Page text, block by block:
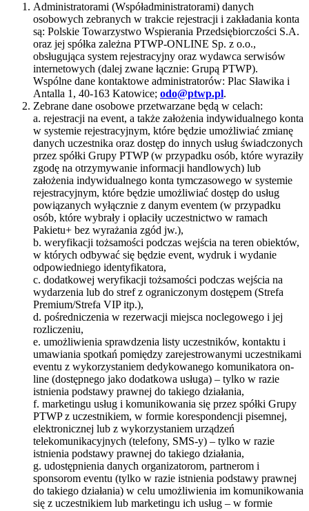
Administratorami (Współadministratorami) danych
osobowych zebranych w trakcie rejestracji i zakładania konta
są: Polskie Towarzystwo Wspierania Przedsiębiorczości S.A.
oraz jej spółka zależna PTWP-ONLINE Sp. z o.o.,
obsługująca system rejestracyjny oraz wydawca serwisów
internetowych (dalej zwane łącznie: Grupą PTWP).
Wspólne dane kontaktowe administratorów: Plac Sławika i
Antalla 1, 40-163 Katowice; odo@ptwp.pl.
Zebrane dane osobowe przetwarzane będą w celach:
a. rejestracji na event, a także założenia indywidualnego konta
w systemie rejestracyjnym, które będzie umożliwiać zmianę
danych uczestnika oraz dostęp do innych usług świadczonych
przez spółki Grupy PTWP (w przypadku osób, które wyraziły
zgodę na otrzymywanie informacji handlowych) lub
założenia indywidualnego konta tymczasowego w systemie
rejestracyjnym, które będzie umożliwiać dostęp do usług
powiązanych wyłącznie z danym eventem (w przypadku
osób, które wybrały i opłaciły uczestnictwo w ramach
Pakietu+ bez wyrażania zgód jw.),
b. weryfikacji tożsamości podczas wejścia na teren obiektów,
w których odbywać się będzie event, wydruk i wydanie
odpowiedniego identyfikatora,
c. dodatkowej weryfikacji tożsamości podczas wejścia na
wydarzenia lub do stref z ograniczonym dostępem (Strefa
Premium/Strefa VIP itp.),
d. pośredniczenia w rezerwacji miejsca noclegowego i jej
rozliczeniu,
e. umożliwienia sprawdzenia listy uczestników, kontaktu i
umawiania spotkań pomiędzy zarejestrowanymi uczestnikami
eventu z wykorzystaniem dedykowanego komunikatora on-
line (dostępnego jako dodatkowa usługa) – tylko w razie
istnienia podstawy prawnej do takiego działania,
f. marketingu usług i komunikowania się przez spółki Grupy
PTWP z uczestnikiem, w formie korespondencji pisemnej,
elektronicznej lub z wykorzystaniem urządzeń
telekomunikacyjnych (telefony, SMS-y) – tylko w razie
istnienia podstawy prawnej do takiego działania,
g. udostępnienia danych organizatorom, partnerom i
sponsorom eventu (tylko w razie istnienia podstawy prawnej
do takiego działania) w celu umożliwienia im komunikowania
się z uczestnikiem lub marketingu ich usług – w formie